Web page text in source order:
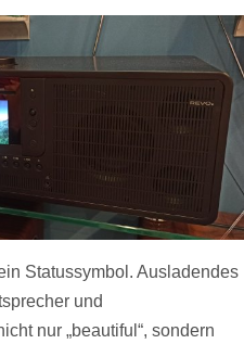
Statussymbol. Ausladendes
und
nur „beautiful“, sondern